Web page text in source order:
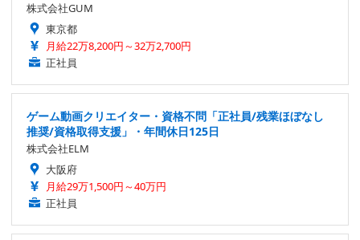
株式会社GUM
東京都
月給22万8,200円～32万2,700円
正社員
ゲーム動画クリエイター・資格不問「正社員/残業ほぼなし
推奨/資格取得支援」・年間休日125日
株式会社ELM
大阪府
月給29万1,500円～40万円
正社員